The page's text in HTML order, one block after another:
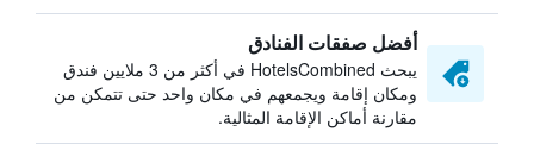
أفضل صفقات الفنادق
يبحث HotelsCombined في أكثر من 3 ملايين فندق
ومكان إقامة ويجمعهم في مكان واحد حتى تتمكن من
مقارنة أماكن الإقامة المثالية.